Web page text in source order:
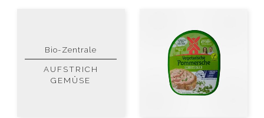
Bio-Zentrale
AUFSTRICH
GEMÜSE